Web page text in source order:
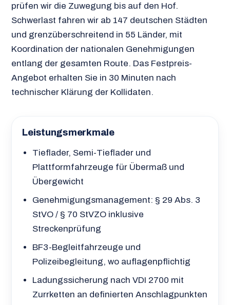
prüfen wir die Zuwegung bis auf den Hof.
Schwerlast fahren wir ab 147 deutschen Städten
und grenzüberschreitend in 55 Länder, mit
Koordination der nationalen Genehmigungen
entlang der gesamten Route. Das Festpreis-
Angebot erhalten Sie in 30 Minuten nach
technischer Klärung der Kollidaten.
Leistungsmerkmale
Tieflader, Semi-Tieflader und
Plattformfahrzeuge für Übermaß und
Übergewicht
Genehmigungsmanagement: § 29 Abs. 3
StVO / § 70 StVZO inklusive
Streckenprüfung
BF3-Begleitfahrzeuge und
Polizeibegleitung, wo auflagenpflichtig
Ladungssicherung nach VDI 2700 mit
Zurrketten an definierten Anschlagpunkten